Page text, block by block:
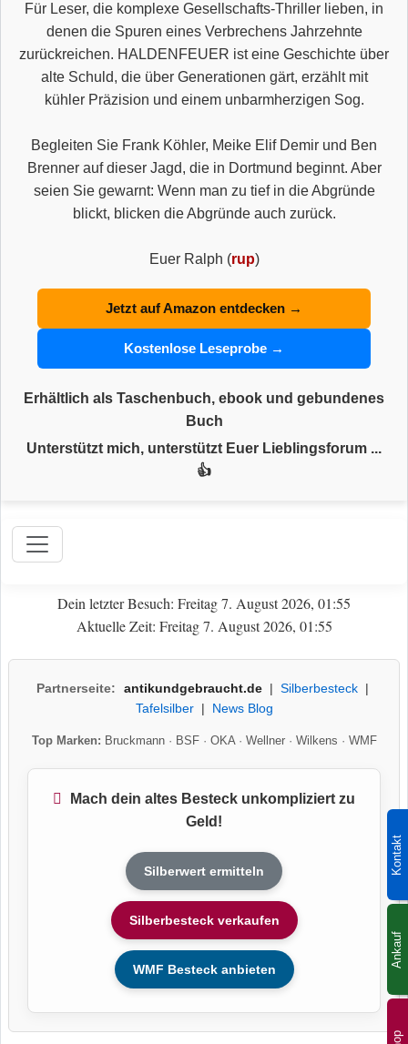
Kontakt
Ankauf
Für Leser, die komplexe Gesellschafts-Thriller lieben, in
denen die Spuren eines Verbrechens Jahrzehnte
zurückreichen. HALDENFEUER ist eine Geschichte über
alte Schuld, die über Generationen gärt, erzählt mit
kühler Präzision und einem unbarmherzigen Sog.
Begleiten Sie Frank Köhler, Meike Elif Demir und Ben
Brenner auf dieser Jagd, die in Dortmund beginnt. Aber
seien Sie gewarnt: Wenn man zu tief in die Abgründe
blickt, blicken die Abgründe auch zurück.
Euer Ralph (rup)
Jetzt auf Amazon entdecken →
Kostenlose Leseprobe →
Erhältlich als Taschenbuch, ebook und gebundenes
Buch
Unterstützt mich, unterstützt Euer Lieblingsforum ...
👍
Dein letzter Besuch: Freitag 7. August 2026, 01:55
Aktuelle Zeit: Freitag 7. August 2026, 01:55
Partnerseite: antikundgebraucht.de| Silberbesteck|
Tafelsilber| News Blog
Top Marken: Bruckmann· BSF· OKA· Wellner· Wilkens · WMF
Mach dein altes Besteck unkompliziert zu
Geld!
Silberwert ermitteln
Silberbesteck verkaufen
WMF Besteck anbieten